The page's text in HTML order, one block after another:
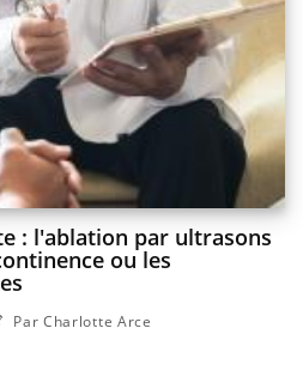
: l'ablation par ultrasons
ou les
Par Charlotte Arce